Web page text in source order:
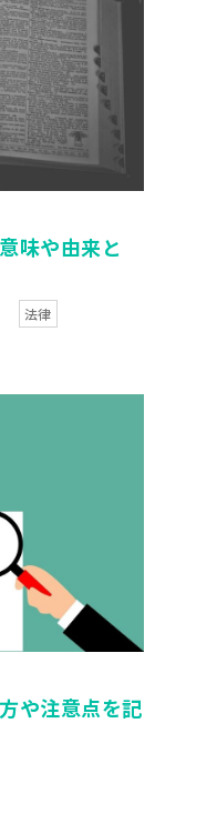
味や由来と
法律
や注意点を記